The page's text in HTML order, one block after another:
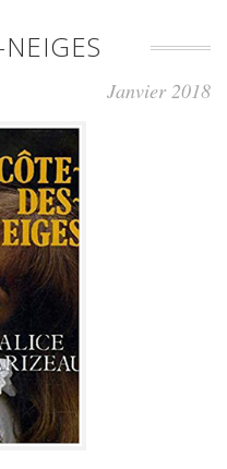
Janvier 2018